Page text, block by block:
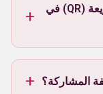
هل يمكنني تضمين رمز الاستجابة السريعة (QR) في
+
المشاركة؟ +